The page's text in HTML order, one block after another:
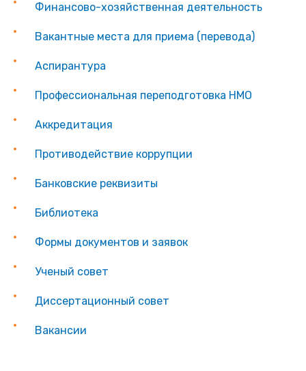
Финансово-хозяйственная деятельность
Вакантные места для приема (перевода)
Аспирантура
Профессиональная переподготовка НМО
Аккредитация
Противодействие коррупции
Банковские реквизиты
Библиотека
Формы документов и заявок
Ученый совет
Диссертационный совет
Вакансии